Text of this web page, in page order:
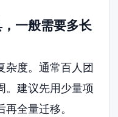
一般需要多长
杂度。通常百人团
。建议先用少量项
全量迁移。